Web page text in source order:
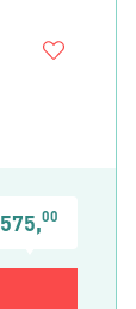
575,00